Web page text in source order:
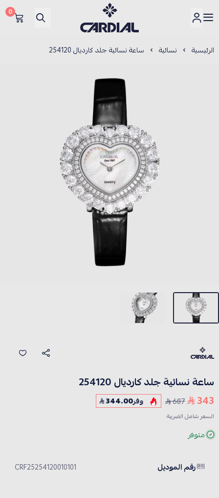
كارديــال
0
الرئيسية نسائية ساعة نسائية جلد كارديال 254120
ساعة نسائية جلد كارديال 254120
343
687 وفر344.00
السعر شامل الضريبة
متوفر
رقم الموديل CRF25254120010101